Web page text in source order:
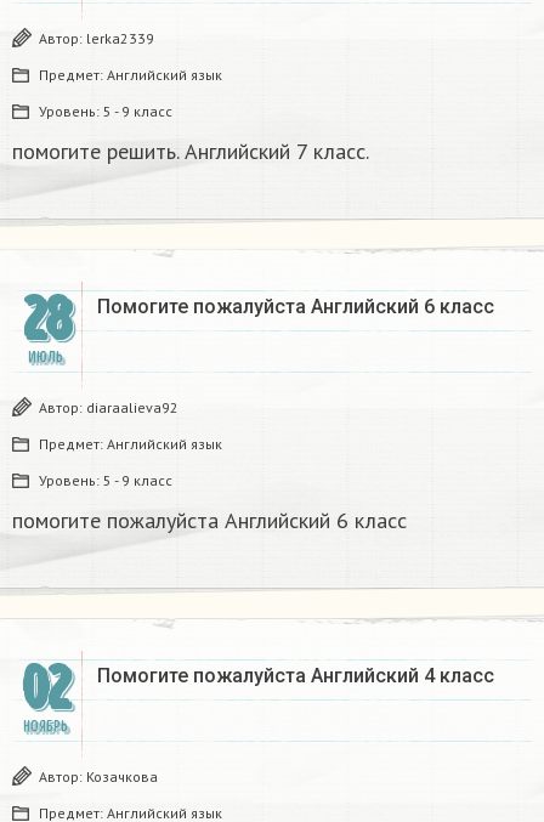
Автор: lerka2339
Предмет: Английский язык
Уровень: 5 - 9 класс
помогите решить. Английский 7 класс.​
28
ИЮЛЬ
Помогите пожалуйста Английский 6 класс​
Автор: diaraalieva92
Предмет: Английский язык
Уровень: 5 - 9 класс
помогите пожалуйста Английский 6 класс​
02
НОЯБРЬ
Помогите пожалуйста Английский 4 класс ​
Автор: Козачкова
Предмет: Английский язык